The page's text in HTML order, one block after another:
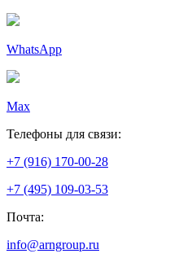
WhatsApp
Max
Телефоны для связи:
+7 (916) 170-00-28
+7 (495) 109-03-53
Почта:
info@arngroup.ru